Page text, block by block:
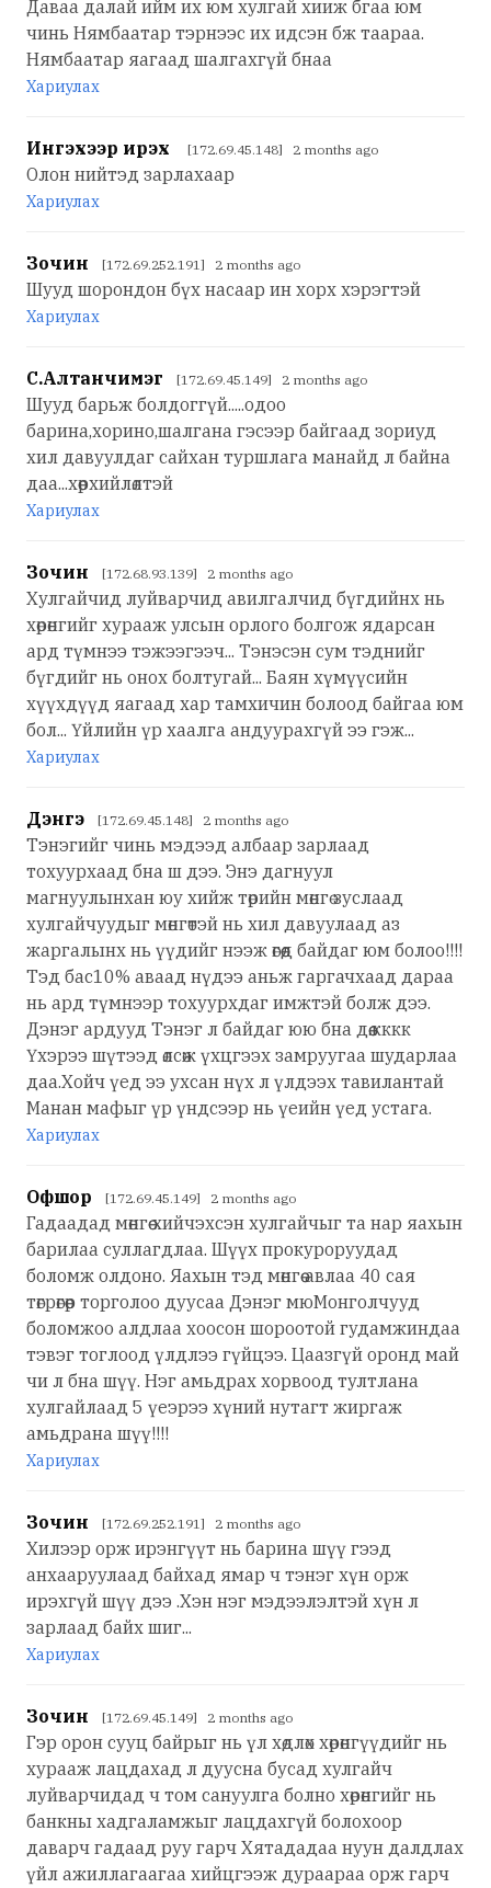
Даваа далай ийм их юм хулгай хииж бгаа юм
чинь Нямбаатар тэрнээс их идсэн бж таараа.
Нямбаатар яагаад шалгахгүй бнаа
Хариулах
Ингэхээр ирэх үү [172.69.45.148] 2 months ago
Олон нийтэд зарлахаар
Хариулах
Зочин [172.69.252.191] 2 months ago
Шууд шорондон бүх насаар ин хорх хэрэгтэй
Хариулах
С.Алтанчимэг [172.69.45.149] 2 months ago
Шууд барьж болдоггүй.....одоо
барина,хорино,шалгана гэсээр байгаад зориуд
хил давуулдаг сайхан туршлага манайд л байна
даа...хөөрхийлөлтэй
Хариулах
Зочин [172.68.93.139] 2 months ago
Хулгайчид луйварчид авилгалчид бүгдийнх нь
хөрөнгийг хурааж улсын орлого болгож ядарсан
ард түмнээ тэжээгээч... Тэнэсэн сум тэднийг
бүгдийг нь онох болтугай... Баян хүмүүсийн
хүүхдүүд яагаад хар тамхичин болоод байгаа юм
бол... Үйлийн үр хаалга андуурахгүй ээ гэж...
Хариулах
Дэнгэ [172.69.45.148] 2 months ago
Тэнэгийг чинь мэдээд албаар зарлаад
тохуурхаад бна ш дээ. Энэ дагнуул
магнуулынхан юу хийж төрийн мөнгө зуслаад
хулгайчуудыг мөнгөтэй нь хил давуулаад аз
жаргалынх нь үүдийг нээж өгөөд байдаг юм болоо!!!!
Тэд бас10% аваад нүдээ аньж гаргачхаад дараа
нь ард түмнээр тохуурхдаг имжтэй болж дээ.
Дэнэг ардууд Тэнэг л байдаг юю бна дөө.кккк
Үхэрээ шүтээд өлсөж үхцгээх замруугаа шударлаа
даа.Хойч үед ээ ухсан нүх л үлдээх тавилантай
Манан мафыг үр үндсээр нь үеийн үед устага.
Хариулах
Офшор [172.69.45.149] 2 months ago
Гадаадад мөнгөө хийчэхсэн хулгайчыг та нар яахын
барилаа суллагдлаа. Шүүх прокуроруудад
боломж олдоно. Яахын тэд мөнгөө авлаа 40 сая
төгрөгөөр торголоо дуусаа Дэнэг мюМонголчууд
боломжоо алдлаа хоосон шороотой гудамжиндаа
тэвэг тоглоод үлдлээ гүйцээ. Цаазгүй оронд май
чи л бна шүү. Нэг амьдрах хорвоод тултлана
хулгайлаад 5 үеэрээ хүний нутагт жиргаж
амьдрана шүү!!!!
Хариулах
Зочин [172.69.252.191] 2 months ago
Хилээр орж ирэнгүүт нь барина шүү гээд
анхааруулаад байхад ямар ч тэнэг хүн орж
ирэхгүй шүү дээ .Хэн нэг мэдээлэлтэй хүн л
зарлаад байх шиг...
Хариулах
Зочин [172.69.45.149] 2 months ago
Гэр орон сууц байрыг нь үл хөдлөх хөрөнгүүдийг нь
хурааж лацдахад л дуусна бусад хулгайч
луйварчидад ч том сануулга болно хөрөнгийг нь
банкны хадгаламжыг лацдахгүй болохоор
даварч гадаад руу гарч Хятададаа нуун далдлах
үйл ажиллагаагаа хийцгээж дураараа орж гарч